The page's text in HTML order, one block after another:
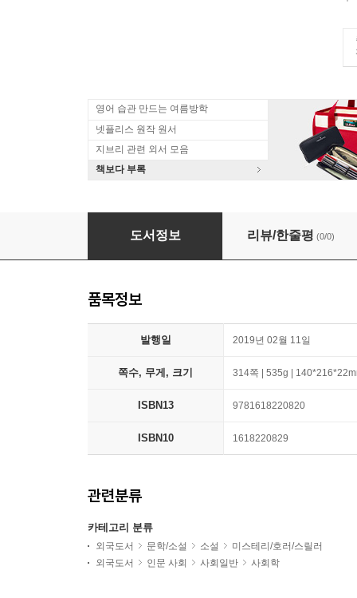
영어 습관 만드는 여름방학
넷플리스 원작 원서
지브리 관련 외서 모음
책보다 부록
Where Oceans Hide Their Dead
도서정보 리뷰/한줄평 (0/0)
품목정보
발행일 2019년 02월 11일
쪽수, 무게, 크기 314쪽 | 535g |
ISBN13 9781618220820
ISBN10 1618220829
관련분류
카테고리 분류
외국도서 문학/소설 소설
미스테리/호러/스릴러
외국도서
인문 사회 사회일반 사회학